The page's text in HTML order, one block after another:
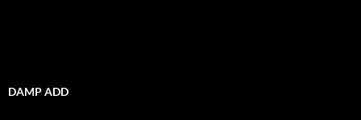
DAMP ADD